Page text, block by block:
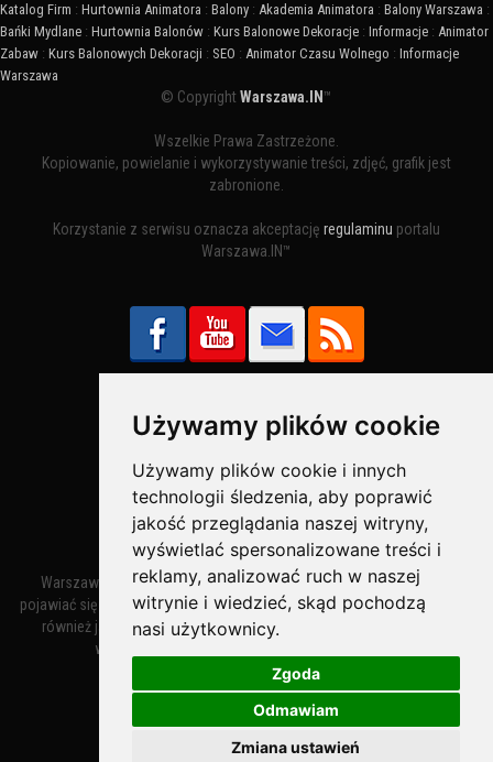
Używamy plików cookie
Używamy plików cookie i innych
technologii śledzenia, aby poprawić
jakość przeglądania naszej witryny,
wyświetlać spersonalizowane treści i
reklamy, analizować ruch w naszej
witrynie i wiedzieć, skąd pochodzą
nasi użytkownicy.
Zgoda
Odmawiam
Zmiana ustawień
Katalog Firm : Hurtownia Animatora : Balony : Akademia Animatora : Balony Warszawa :
Bańki Mydlane : Hurtownia Balonów : Kurs Balonowe Dekoracje : Informacje : Animator
Zabaw : Kurs Balonowych Dekoracji : SEO : Animator Czasu Wolnego : Informacje
Warszawa
© CopyrightWarszawa.IN ™
Wszelkie Prawa Zastrzeżone.
Kopiowanie, powielanie i wykorzystywanie treści, zdjęć, grafik jest
zabronione.
Korzystanie z serwisu oznacza akceptację regulaminu portalu
Warszawa.IN™
Bezpieczne Płatności obsługuje:
Warszawa – miasto stołeczne Warszawa. Nazwa miasta zaczęła
pojawiać się w dokumentach w XIV wieku jako Warszewa, a od XV wieku
również jako Warszowa. Zmiana nazwy na Warszawa w XV wieku
wynikała z mazowieckiej wymowy dialektycznej.